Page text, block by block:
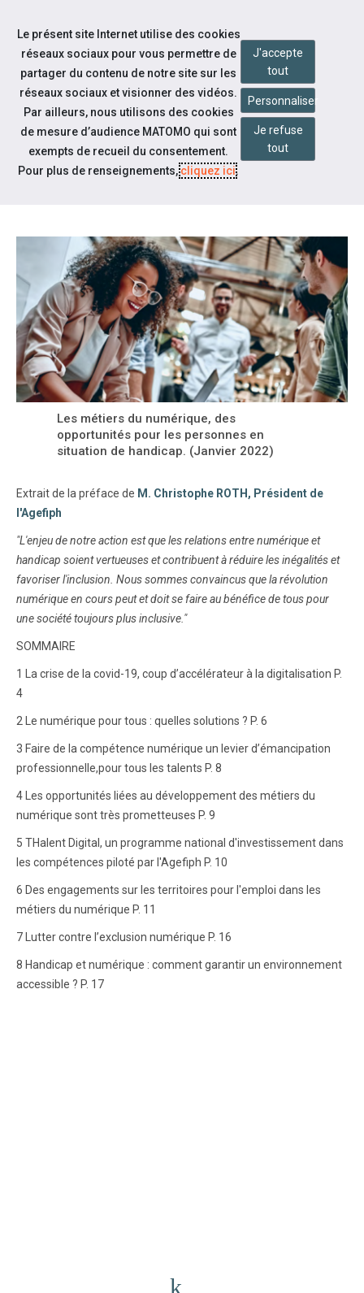
Aller au contenu
Notre actualité
AGEFIPH ÉTUDE EMPLOI ET
Les métiers du numérique, des
opportunités pour les personnes en
situation de handicap. (Janvier 2022)
Extrait de la préface de M. Christophe ROTH, Président de
l'Agefiph
"L'enjeu de notre action est que les relations entre numérique et
handicap soient vertueuses et contribuent à réduire les inégalités et
favoriser l'inclusion. Nous sommes convaincus que la révolution
numérique en cours peut et doit se faire au bénéfice de tous pour
une société toujours plus inclusive."
SOMMAIRE
1 La crise de la covid-19, coup d’accélérateur à la digitalisation P.
4
2 Le numérique pour tous : quelles solutions ? P. 6
3 Faire de la compétence numérique un levier d’émancipation
professionnelle,pour tous les talents P. 8
4 Les opportunités liées au développement des métiers du
numérique sont très prometteuses P. 9
5 THalent Digital, un programme national d'investissement dans
les compétences piloté par l'Agefiph P. 10
6 Des engagements sur les territoires pour l'emploi dans les
métiers du numérique P. 11
7 Lutter contre l’exclusion numérique P. 16
8 Handicap et numérique : comment garantir un environnement
accessible ? P. 17
Le présent site Internet utilise des cookies
réseaux sociaux pour vous permettre de
partager du contenu de notre site sur les
réseaux sociaux et visionner des vidéos.
Par ailleurs, nous utilisons des cookies
de mesure d’audience MATOMO qui sont
exempts de recueil du consentement.
Pour plus de renseignements,cliquez ici.
J'accepte
tout
Personnaliser
Je refuse
tout